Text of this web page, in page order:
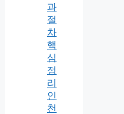
과
절
차
핵
심
정
리
인
천